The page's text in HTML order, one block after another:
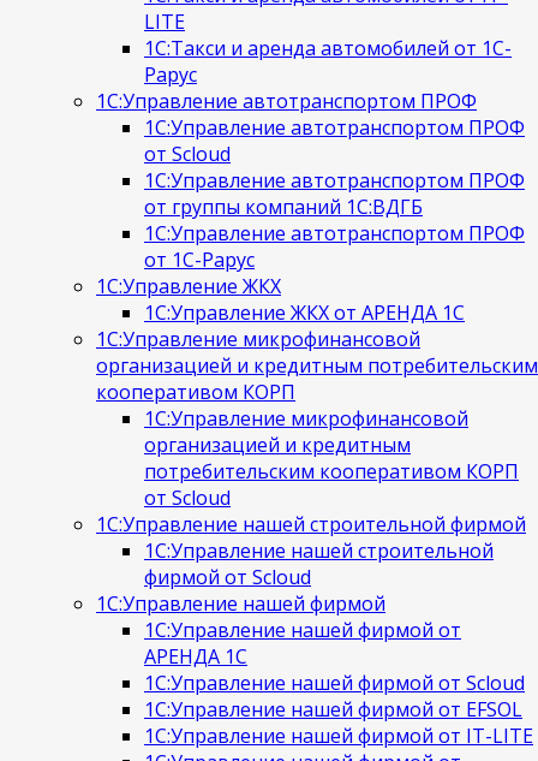
LITE
1С:Такси и аренда автомобилей от 1С-
Рарус
1С:Управление автотранспортом ПРОФ
1С:Управление автотранспортом ПРОФ
от Scloud
1С:Управление автотранспортом ПРОФ
от группы компаний 1С:ВДГБ
1С:Управление автотранспортом ПРОФ
от 1С-Рарус
1С:Управление ЖКХ
1С:Управление ЖКХ от АРЕНДА 1С
1С:Управление микрофинансовой
организацией и кредитным потребительским
кооперативом КОРП
1С:Управление микрофинансовой
организацией и кредитным
потребительским кооперативом КОРП
от Scloud
1С:Управление нашей строительной фирмой
1С:Управление нашей строительной
фирмой от Scloud
1С:Управление нашей фирмой
1С:Управление нашей фирмой от
АРЕНДА 1С
1С:Управление нашей фирмой от Scloud
1С:Управление нашей фирмой от EFSOL
1С:Управление нашей фирмой от IT-LITE